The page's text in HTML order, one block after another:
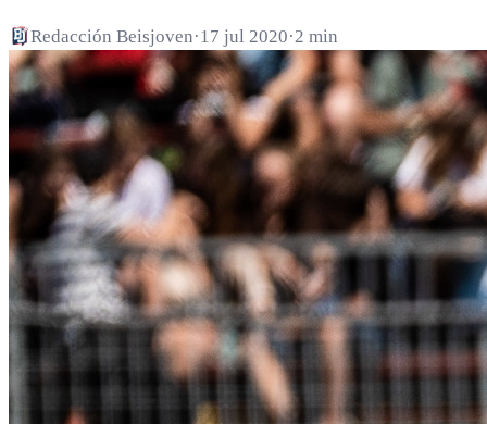
Redacción Beisjoven·17 jul 2020·2 min